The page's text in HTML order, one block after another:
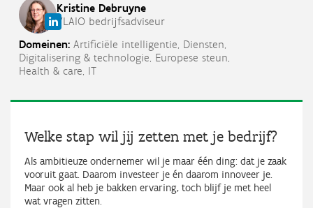
Kristine Debruyne
VLAIO bedrijfsadviseur
Domeinen: Artificiële intelligentie, Diensten,
Digitalisering & technologie, Europese steun,
Health & care, IT
Welke stap wil jij zetten met je bedrijf?
Als ambitieuze ondernemer wil je maar één ding: dat je zaak
vooruit gaat. Daarom investeer je én daarom innoveer je.
Maar ook al heb je bakken ervaring, toch blijf je met heel
wat vragen zitten.